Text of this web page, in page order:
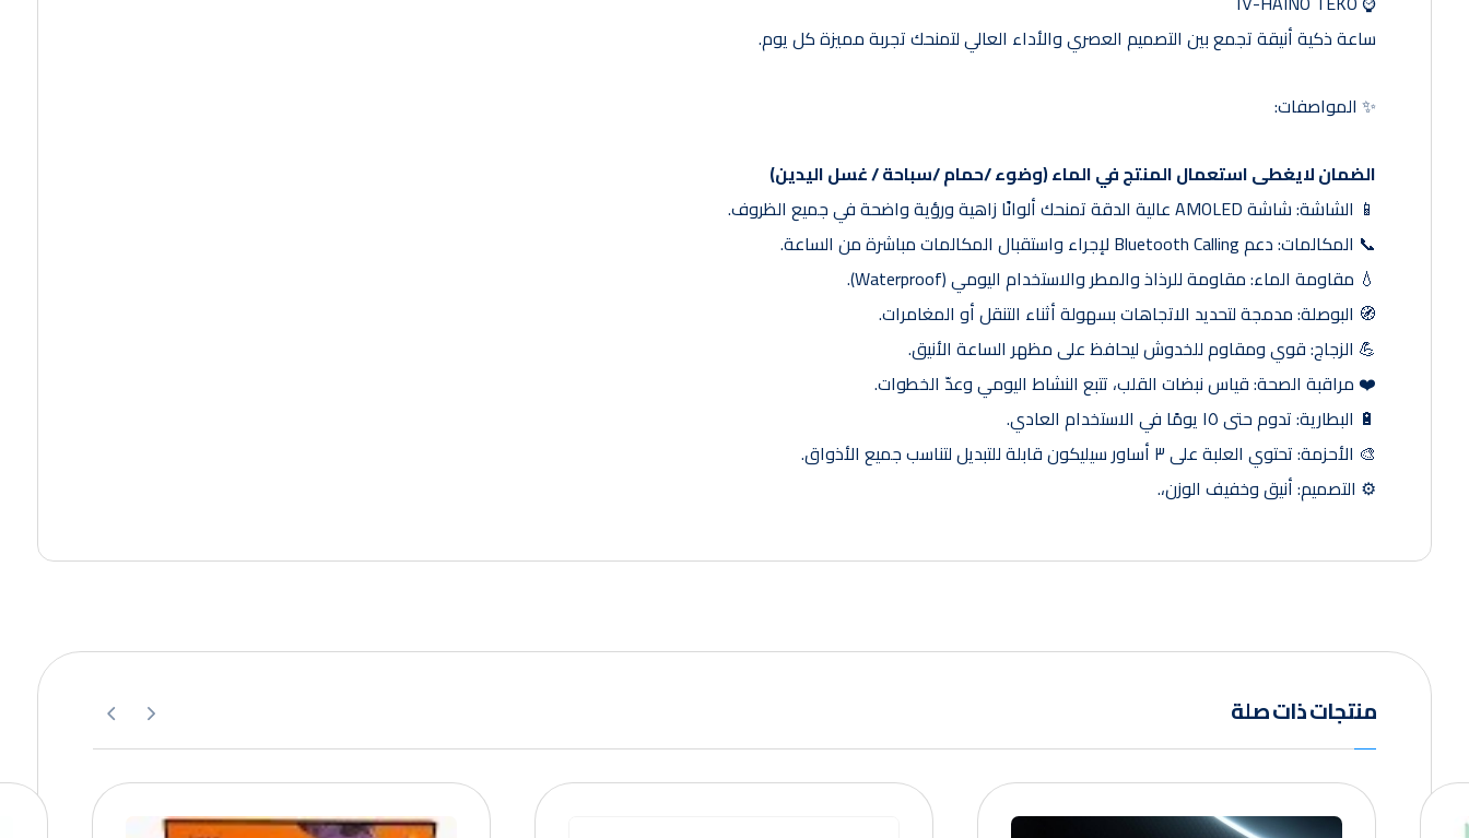
ساعة ذكية أنيقة تجمع بين التصميم العصري والأداء العالي لتمنحك تجربة مميزة كل يوم.
✨ المواصفات:
الضمان لايغطى استعمال المنتج في الماء (وضوء /حمام /سباحة / غسل اليدين)
📱 الشاشة: شاشة AMOLED عالية الدقة تمنحك ألوانًا زاهية ورؤية واضحة في جميع الظروف.
📞 المكالمات: دعم Bluetooth Calling لإجراء واستقبال المكالمات مباشرة من الساعة.
💧 مقاومة الماء: مقاومة للرذاذ والمطر والاستخدام اليومي (Waterproof).
🧭 البوصلة: مدمجة لتحديد الاتجاهات بسهولة أثناء التنقل أو المغامرات.
💪 الزجاج: قوي ومقاوم للخدوش ليحافظ على مظهر الساعة الأنيق.
❤️ مراقبة الصحة: قياس نبضات القلب، تتبع النشاط اليومي وعدّ الخطوات.
🔋 البطارية: تدوم حتى ١٥ يومًا في الاستخدام العادي.
🎨 الأحزمة: تحتوي العلبة على ٣ أساور سيليكون قابلة للتبديل لتناسب جميع الأذواق.
⚙️ التصميم: أنيق وخفيف الوزن،.
منتجات ذات صلة